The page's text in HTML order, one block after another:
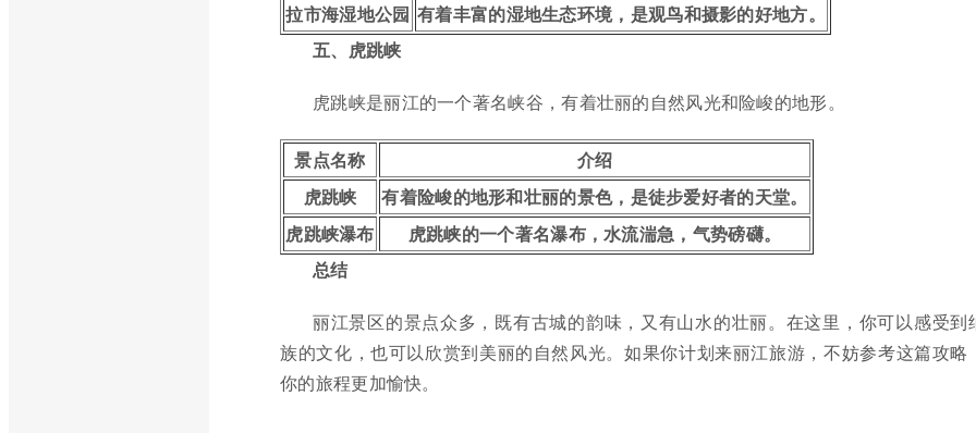
拉市海湿地公园 有着丰富的湿地生态环境，是观鸟和摄影的好地方。
五、虎跳峡
虎跳峡是丽江的一个著名峡谷，有着壮丽的自然风光和险峻的地形。
景点名称
介绍
虎跳峡
有着险峻的地形和壮丽的景色，是徒步爱好者的天堂。
虎跳峡瀑布
虎跳峡的一个著名瀑布，水流湍急，气势磅礴。
总结
丽江景区的景点众多，既有古城的韵味，又有山水的壮丽。在这里，你可以感受到
族的文化，也可以欣赏到美丽的自然风光。如果你计划来丽江旅游，不妨参考这篇攻略
你的旅程更加愉快。